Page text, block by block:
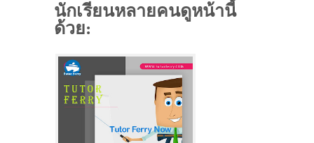
นักเรียนหลายคนดูหน้านี้
ด้วย: